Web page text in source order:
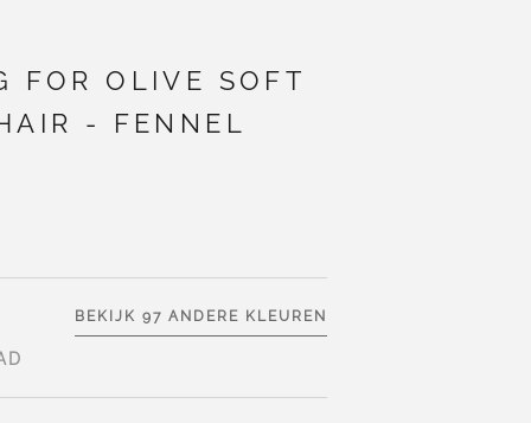
FOR OLIVE SOFT
- FENNEL
BEKIJK 97 ANDERE KLEUREN